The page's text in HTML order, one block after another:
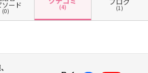
ソード
(0)
(4) (1)